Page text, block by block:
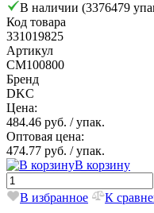
В наличии (3376479
Код товара
331019825
Артикул
CM100800
Бренд
DKC
Цена:
484.46 руб. / упак.
Оптовая цена:
474.77 руб. / упак.
В корзину
В избранное К